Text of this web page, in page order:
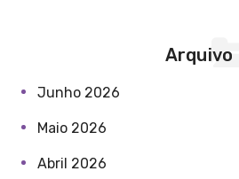
Arquivo
Junho 2026
Maio 2026
Abril 2026